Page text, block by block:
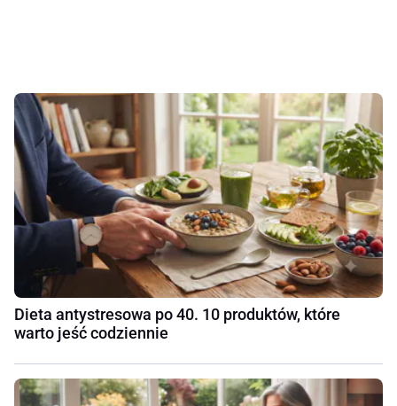
Dieta antystresowa po 40. 10 produktów, które
warto jeść codziennie